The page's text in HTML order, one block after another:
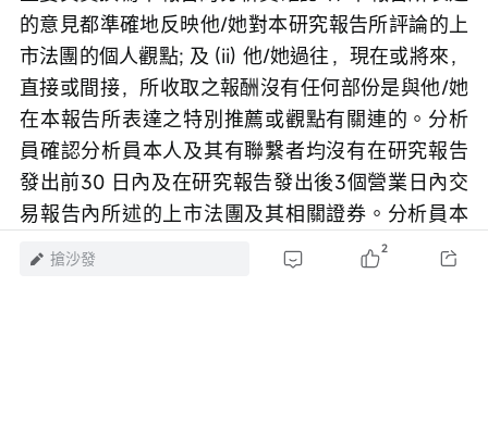
牌照的中央編號已披露在報告首頁的作者姓名旁。
主要負責撰寫本報告的分析員確認 (i) 本報告所表達
的意見都準確地反映他/她對本研究報告所評論的上
市法團的個人觀點; 及 (ii) 他/她過往，現在或將來，
直接或間接，所收取之報酬沒有任何部份是與他/她
在本報告所表達之特別推薦或觀點有關連的。分析
員確認分析員本人及其有聯繫者均沒有在研究報告
發出前30 日內及在研究報告發出後3個營業日內交
易報告內所述的上市法團及其相關證券。分析員本
搶沙發 2